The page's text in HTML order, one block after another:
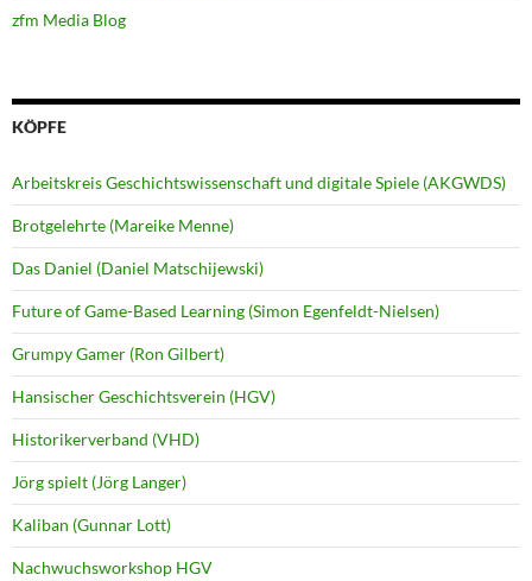
zfm Media Blog
KÖPFE
Arbeitskreis Geschichtswissenschaft und digitale Spiele (AKGWDS)
Brotgelehrte (Mareike Menne)
Das Daniel (Daniel Matschijewski)
Future of Game-Based Learning (Simon Egenfeldt-Nielsen)
Grumpy Gamer (Ron Gilbert)
Hansischer Geschichtsverein (HGV)
Historikerverband (VHD)
Jörg spielt (Jörg Langer)
Kaliban (Gunnar Lott)
Nachwuchsworkshop HGV